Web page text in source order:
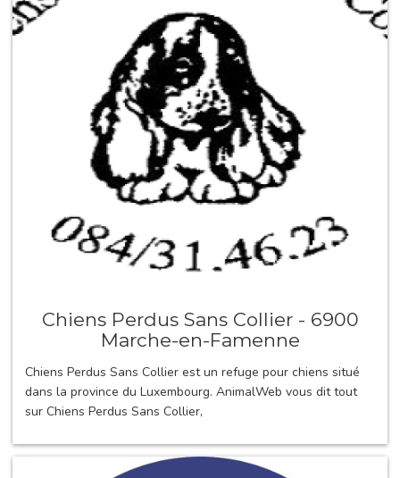
Chiens Perdus Sans Collier - 6900
Marche-en-Famenne
Chiens Perdus Sans Collier est un refuge pour chiens situé
dans la province du Luxembourg. AnimalWeb vous dit tout
sur Chiens Perdus Sans Collier,